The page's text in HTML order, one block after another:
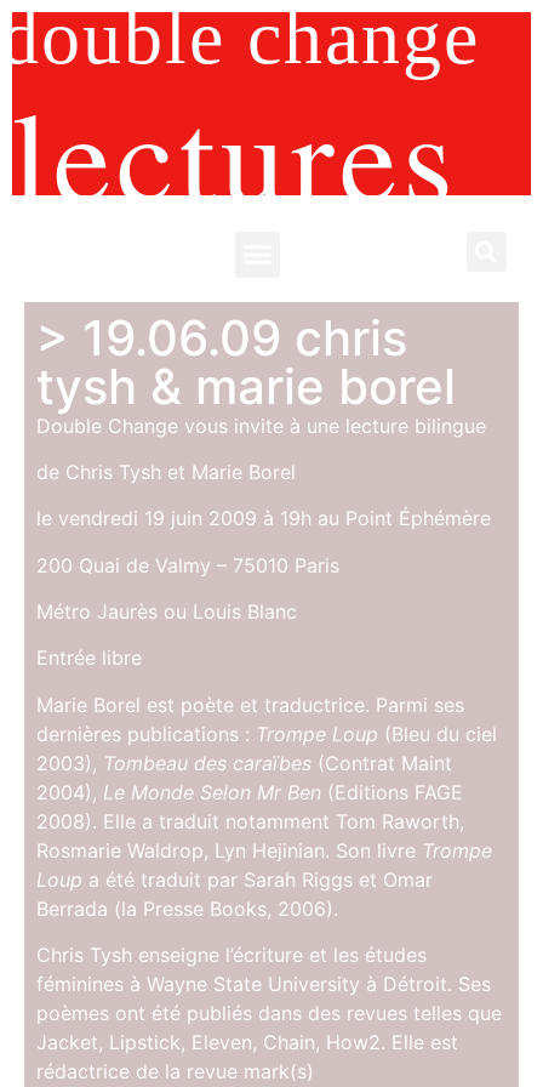
double change
lectures
> 19.06.09 chris
tysh & marie borel
Double Change vous invite à une lecture bilingue
de Chris Tysh et Marie Borel
le vendredi 19 juin 2009 à 19h au Point Éphémère
200 Quai de Valmy – 75010 Paris
Métro Jaurès ou Louis Blanc
Entrée libre
Marie Borel est poète et traductrice. Parmi ses
dernières publications : Trompe Loup (Bleu du ciel
2003), Tombeau des caraïbes (Contrat Maint
2004), Le Monde Selon Mr Ben (Editions FAGE
2008). Elle a traduit notamment Tom Raworth,
Rosmarie Waldrop, Lyn Hejinian. Son livre Trompe
Loup a été traduit par Sarah Riggs et Omar
Berrada (la Presse Books, 2006).
Chris Tysh enseigne l’écriture et les études
féminines à Wayne State University à Détroit. Ses
poèmes ont été publiés dans des revues telles que
Jacket, Lipstick, Eleven, Chain, How2. Elle est
rédactrice de la revue mark(s)